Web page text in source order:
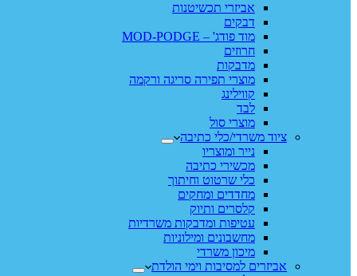
אביזרי תכשיטנות
דבקים
מוד פודג' – MOD-PODGE
חרוזים
מדבקות
מוצרי תפירה סריגה ורקמה
קווילינג
לבד
מוצרי סול
ציוד משרדי/כלי כתיבה
נייר ומוצריו
מכשירי כתיבה
כלי שרטוט וחיתוך
מחדדים ומחקים
קלסרים ותיוק
עטיפות ומדבקות משרדיות
מחשבונים ומילוניות
מיכון משרדי
אביזרים למסיבות וימי הולדת